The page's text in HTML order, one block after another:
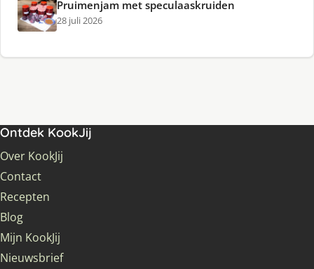
Pruimenjam met speculaaskruiden
28 juli 2026
Ontdek KookJij
Over KookJij
Contact
Recepten
Blog
Mijn KookJij
Nieuwsbrief